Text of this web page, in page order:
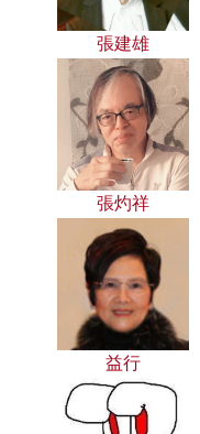
張建雄
張灼祥
益行